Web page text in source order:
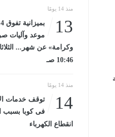
منذ 14 يومًا
13
موعد وآليات
10:46 صـ
منذ 14 يومًا
14
توقف خدمات
فى كوبا بسبب
انقطاع الكهرباء